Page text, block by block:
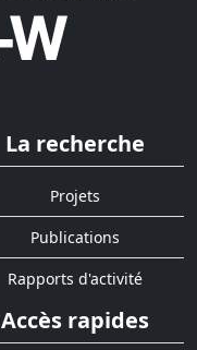
La recherche
Projets
Publications
Rapports d'activité
Accès rapides